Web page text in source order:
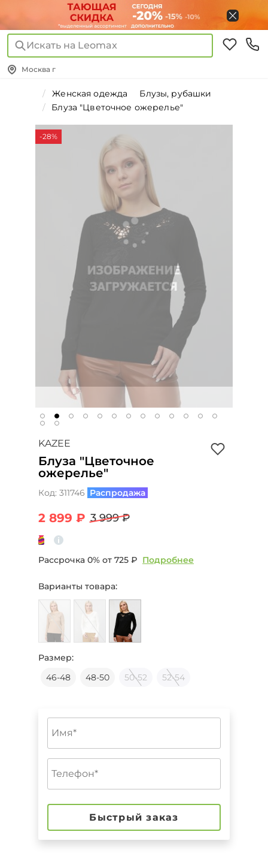
Искать на Leomax
Москва г
Женская одежда
Блузы, рубашки
Блуза "Цветочное ожерелье"
-28%
KAZEE
Блуза "Цветочное
ожерелье"
Код: 311746 Распродажа
2 899 ₽ 3 999 ₽
Рассрочка 0% от 725 ₽ Подробнее
Варианты товара:
Размер:
46-48
48-50 50-52 52-54
Быстрый заказ